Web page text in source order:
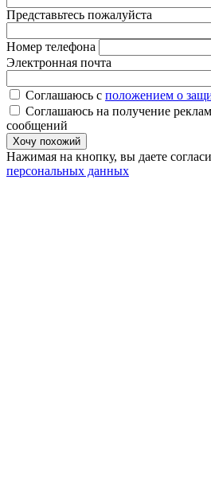
Представьтесь пожалуйста
Номер телефона
Электронная почта
Соглашаюсь с положением о
Соглашаюсь на получение
сообщений
Нажимая на кнопку, вы даете
персональных данных